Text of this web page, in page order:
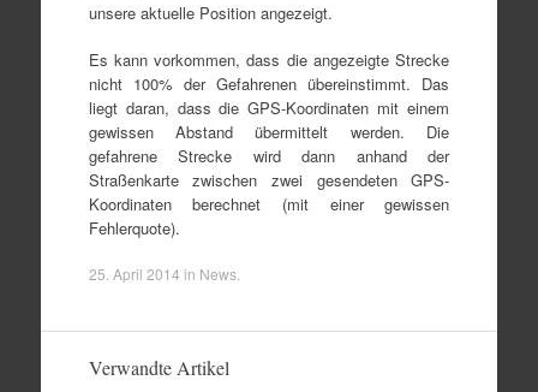
unsere aktuelle Position angezeigt.
Es kann vorkommen, dass die angezeigte Strecke
nicht 100% der Gefahrenen übereinstimmt. Das
liegt daran, dass die GPS-Koordinaten mit einem
gewissen Abstand übermittelt werden. Die
gefahrene Strecke wird dann anhand der
Straßenkarte zwischen zwei gesendeten GPS-
Koordinaten berechnet (mit einer gewissen
Fehlerquote).
25. April 2014 in News.
Verwandte Artikel